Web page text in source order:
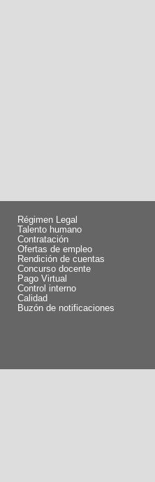
Régimen Legal
Talento humano
Contratación
Ofertas de empleo
Rendición de cuentas
Concurso docente
Pago Virtual
Control interno
Calidad
Buzón de notificaciones